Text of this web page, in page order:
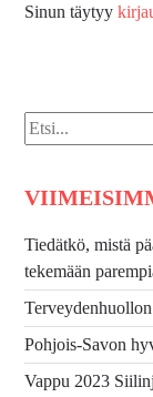
Sinun täytyy
Hae:
Tiedätkö, mistä
tekemään
Pohjois-Savon
Vappu 2023